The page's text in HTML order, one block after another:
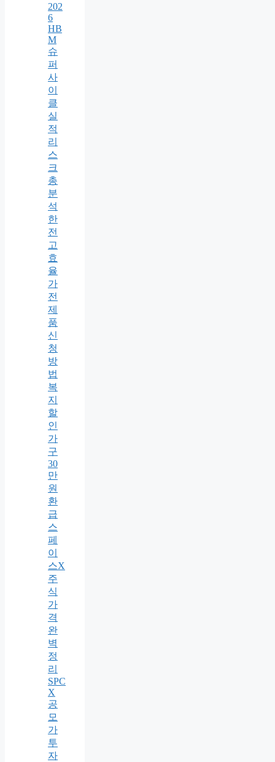
202
6
HB
M
슈
퍼
사
이
클
실
적
리
스
크
총
분
석
한
전
고
효
율
가
전
제
품
신
청
방
법
복
지
할
인
가
구
30
만
원
환
급
스
페
이
스X
주
식
가
격
완
벽
정
리
SPC
X
공
모
가
투
자